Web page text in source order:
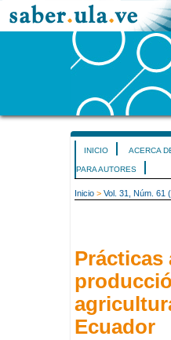
INICIO ACERCA
PARA AUTORES
Inicio > Vol. 31, Núm. 61
Prácticas
Ecuador